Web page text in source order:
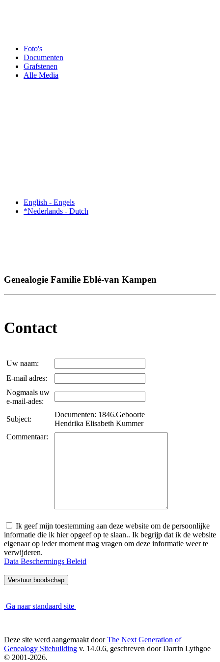
Foto's
Documenten
Grafstenen
Alle Media
English - Engels
*Nederlands - Dutch
Genealogie Familie Eblé-van Kampen
Contact
Uw naam:
E-mail adres:
Nogmaals uw
e-mail-ades:
Subject:
Documenten: 1846.Geboorte
Hendrika Elisabeth Kummer
Commentaar:
Ik geef mijn toestemming aan deze website om de persoonlijke
informatie die ik hier opgeef op te slaan.. Ik begrijp dat ik de website
eigenaar op ieder moment mag vragen om deze informatie weer te
verwijderen.
Data Beschermings Beleid
Ga naar standaard site
Deze site werd aangemaakt doorThe Next Generation of
Genealogy Sitebuilding v. 14.0.6, geschreven door Darrin Lythgoe
© 2001-2026.